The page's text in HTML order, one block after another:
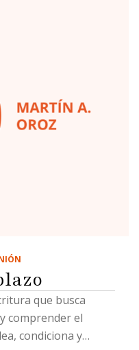
que busca
comprender el
condiciona y